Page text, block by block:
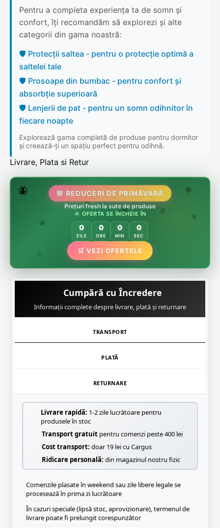
Pentru a completa experiența ta de somn și
confort, îți recomandăm să explorezi și alte
categorii din gama noastră:
🛡️ Protecții saltea - pentru o protecție optimă a
saltelei tale
🛡️ Prosoape din bumbac - pentru confort și
absorbție superioară
🛡️ Lenjerii de pat - pentru un somn odihnitor în
fiecare noapte
Explorează gama completă de produse pentru dormitor
și creează-ți un spațiu perfect pentru odihnă.
Livrare, Plata si Retur
🌸
🌸
🌿
🌸
🏵️
🌷
🦋 🌸 REDUCERI DE PRIMĂVARĂ
Prețuri fresh la sute de produse
☀️ OFERTA SE ÎNCHEIE ÎN
0
ZILE
0
ORE
0
MIN
0
SEC
🛒 VEZI OFERTELE
Cumpără cu Încredere
Informații complete despre livrare, plată și returnare
TRANSPORT
PLATĂ
RETURNARE
Livrare rapidă: 1-2 zile lucrătoare pentru
produsele în stoc
Transport gratuit pentru comenzi peste 400 lei
Cost transport: doar 19 lei cu Cargus
Ridicare personală: din magazinul nostru fizic
Comenzile plasate în weekend sau zile libere legale se
procesează în prima zi lucrătoare
În cazuri speciale (lipsă stoc, aprovizionare), termenul de
livrare poate fi prelungit corespunzător